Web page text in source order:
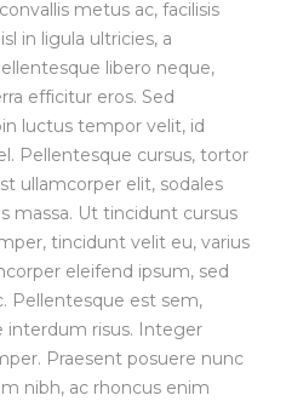
metus ac, facilisis
in ligula ultricies, a
libero neque,
efficitur eros. Sed
luctus tempor velit, id
Pellentesque cursus, tortor
ullamcorper elit, sodales
massa. Ut tincidunt cursus
tincidunt velit eu, varius
eleifend ipsum, sed
Pellentesque est sem,
interdum risus. Integer
Praesent posuere nunc
nibh, ac rhoncus enim